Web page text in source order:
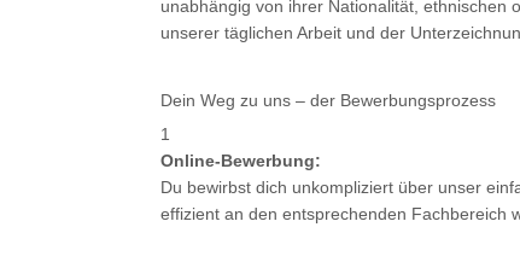
unabhängig von ihrer Nationalität, ethnischen
unserer täglichen Arbeit und der
Dein Weg zu uns – der Bewerbungsprozess
1
Online-Bewerbung:
Du bewirbst dich unkompliziert über unser
effizient an den entsprechenden Fachbereich